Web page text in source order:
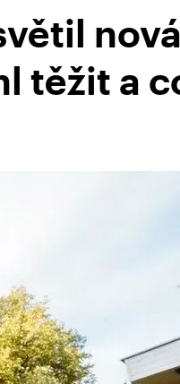
nová
těžit a